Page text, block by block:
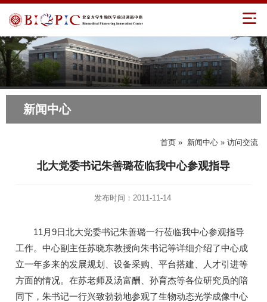
新闻中心
首页 » 新闻中心 » 访问交流
北大党委书记朱善璐莅临我中心参观指导
发布时间：2011-11-14
11月9日北大党委书记朱善璐一行莅临我中心参观指导
工作。中心副主任苏晓东教授向朱书记等详细介绍了中心成
立一年多来的发展规划、设备采购、平台搭建、人才引进等
方面的情况。在苏老师及汤富酬、孙育杰等各位研究员的陪
同下，朱书记一行兴致勃勃地参观了生物动态光学成像中心